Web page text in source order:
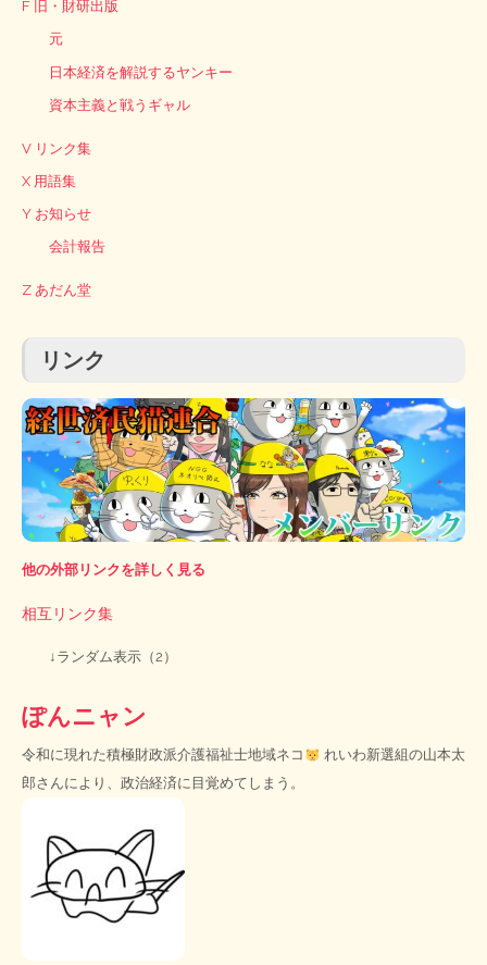
F 旧・財研出版
元
日本経済を解説するヤンキー
資本主義と戦うギャル
V リンク集
X 用語集
Y お知らせ
会計報告
Z あだん堂
リンク
他の外部リンクを詳しく見る
相互リンク集
↓ランダム表示（2）
ぽんニャン
令和に現れた積極財政派介護福祉士地域ネコ
れいわ新選組の山本太
郎さんにより、政治経済に目覚めてしまう。